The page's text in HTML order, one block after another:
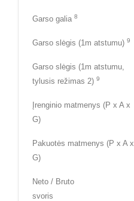
Garso galia 8
Garso slėgis (1m atstumu) 9
Garso slėgis (1m atstumu,
tylusis režimas 2) 9
Įrenginio matmenys (P x A x
G)
Pakuotės matmenys (P x A x
G)
Neto / Bruto
svoris